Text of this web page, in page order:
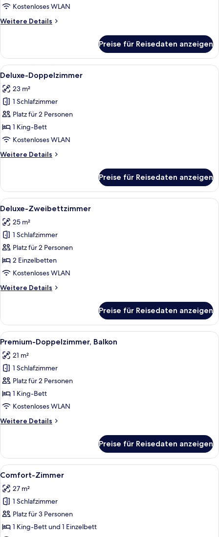
Kostenloses WLAN
Weitere Details
Weitere
Doppelzimmer
Preise für Reisedaten anzeigen
Alle
Fotos
für
Deluxe-
Doppelzimmer
anzeigen
Ein modernes Hotelzimmer mit
7
Deluxe-Doppelzimmer
23 m²
1 Schlafzimmer
Platz für 2 Personen
1 King-Bett
Kostenloses WLAN
Weitere Details
Weitere
Doppelzimmer
Preise für Reisedaten anzeigen
Alle
Fotos
für
Deluxe-
Zweibettzimmer
anzeigen
Ein Hotelzimmer mit einem Bett,
7
Deluxe-Zweibettzimmer
25 m²
1 Schlafzimmer
Platz für 2 Personen
2 Einzelbetten
Kostenloses WLAN
Weitere Details
Weitere
Zweibettzimmer
Preise für Reisedaten anzeigen
Alle
Fotos
für
Premium-
Doppelzimmer,
Balkon
anzeigen
Ein Hotelzimmer mit einem Bett,
8
Premium-Doppelzimmer, Balkon
21 m²
1 Schlafzimmer
Platz für 2 Personen
1 King-Bett
Kostenloses WLAN
Weitere Details
Weitere
Doppelzimmer,
Balkon
Preise für Reisedaten anzeigen
Alle
Fotos
für
Comfort-
Zimmer
anzeigen
Ein Hotelzimmer mit einem großen
7
Comfort-Zimmer
27 m²
1 Schlafzimmer
Platz für 3 Personen
1 King-Bett und 1 Einzelbett